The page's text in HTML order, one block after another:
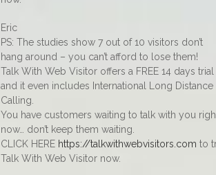
Eric
PS: The studies show 7 out of 10 visitors don’t
hang around – you can’t afford to lose them!
Talk With Web Visitor offers a FREE 14 days trial
and it even includes International Long Distance
Calling.
You have customers waiting to talk with you
now… don’t keep them waiting.
CLICK HERE https://talkwithwebvisitors.com to
Talk With Web Visitor now.